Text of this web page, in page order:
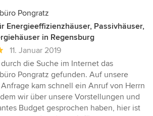
Pongratz
Energieeffizienzhäuser, Passivhäuser,
in Regensburg
11. Januar 2019
durch die Suche im Internet das
Pongratz gefunden. Auf unsere
kam schnell ein Anruf von Herrn
wir über unsere Vorstellungen und
Budget gesprochen haben, hier ist